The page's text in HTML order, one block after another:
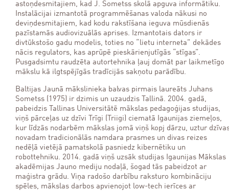
astoņdesmitajiem, kad J. Sometss skolā apguva informātiku.
Instalācijai izmantotā programmēšanas valoda nākusi no
deviņdesmitajiem, kad kodu rakstīšana ieguva mūsdienās
pazīstamās audiovizuālās aprises. Izmantotais dators ir
divtūkstošo gadu modelis, toties no “lietu interneta” dekādes
nācis regulators, kas aprūpē pieskārienjutīgās “stīgas”.
Pusgadsimtu raudzēta autortehnika ļauj domāt par laikmetīgo
mākslu kā ilgtspējīgās tradīcijās sakņotu parādību.
Baltijas Jaunā mākslinieka balvas pirmais laureāts Juhans
Sometss (1975) ir dzimis un uzaudzis Tallinā. 2004. gadā,
pabeidzis Tallinas Universitātē mākslas pedagoģijas studijas,
viņš pārceļas uz dzīvi Trīgi (Triigi) ciematā Igaunijas ziemeļos,
kur līdzās nodarbēm mākslas jomā viņš kopj dārzu, uztur
novadam tradicionālās namdara prasmes un divas reizes
nedēļā vietējā pamatskolā pasniedz kibernētiku un
robottehniku. 2014. gadā viņš uzsāk studijas Igaunijas Mākslas
akadēmijas Jauno mediju nodaļā, šogad tās pabeidzot ar
maģistra grādu. Viņa radošo darbību raksturo kombināciju
spēles, mākslas darbos apvienojot low-tech ierīces ar